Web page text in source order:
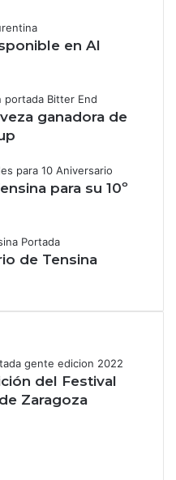
en Al
ganadora de
para su 10º
de Tensina
del Festival
Zaragoza